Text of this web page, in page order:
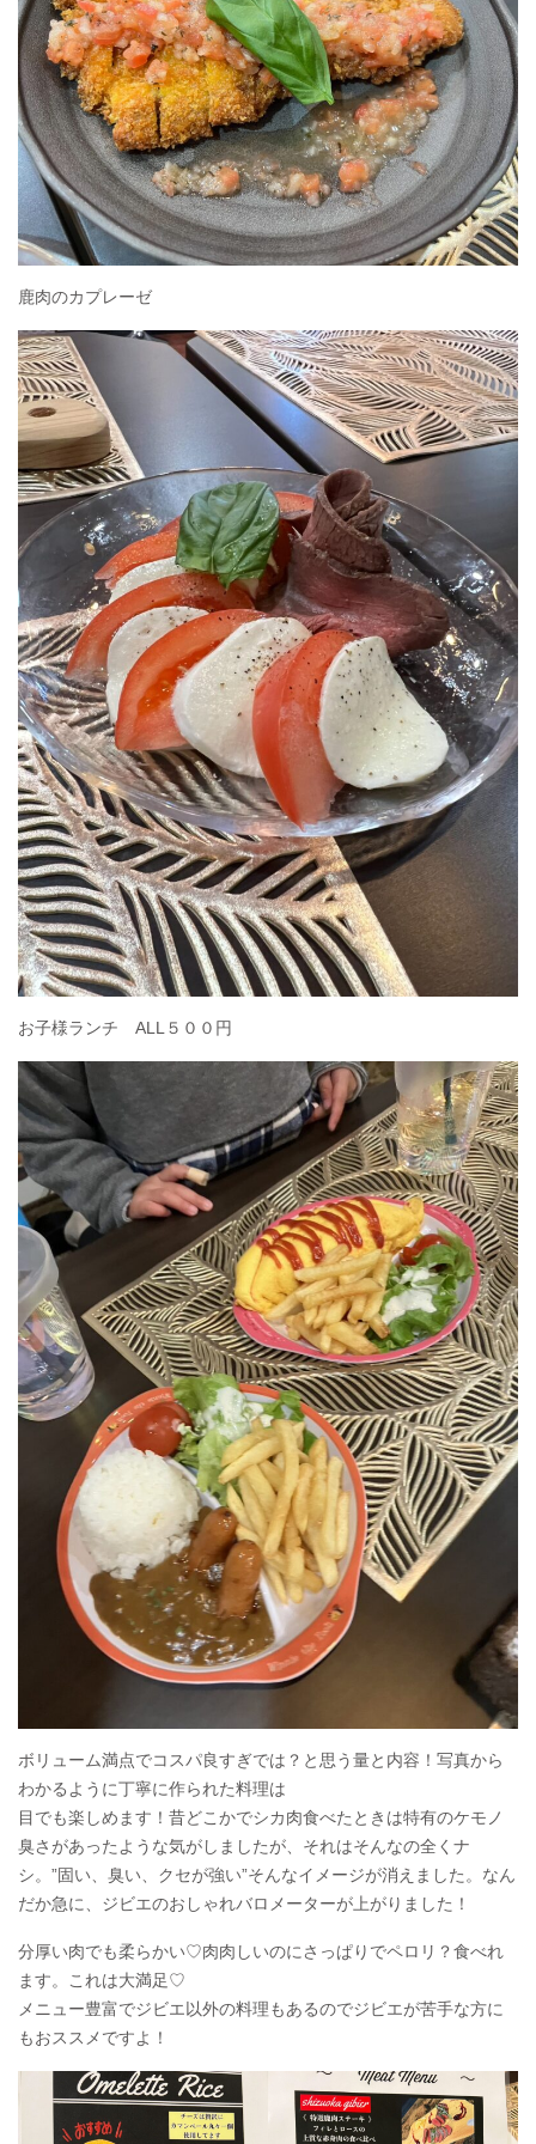
鹿肉のカプレーゼ
お子様ランチ ALL５００円
ボリューム満点でコスパ良すぎでは？と思う量と内容！写真から
わかるように丁寧に作られた料理は
目でも楽しめます！昔どこかでシカ肉食べたときは特有のケモノ
臭さがあったような気がしましたが、それはそんなの全くナ
シ。”固い、臭い、クセが強い”そんなイメージが消えました。なん
だか急に、ジビエのおしゃれバロメーターが上がりました！
分厚い肉でも柔らかい♡肉肉しいのにさっぱりでペロリ？食べれ
ます。これは大満足♡
メニュー豊富でジビエ以外の料理もあるのでジビエが苦手な方に
もおススメですよ！